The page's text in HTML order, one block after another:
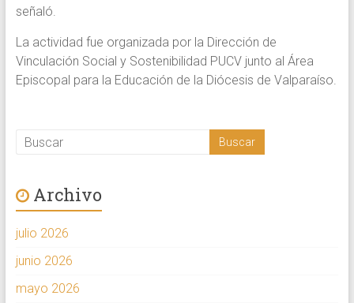
señaló.
La actividad fue organizada por la Dirección de
Vinculación Social y Sostenibilidad PUCV junto al Área
Episcopal para la Educación de la Diócesis de Valparaíso.
Archivo
julio 2026
junio 2026
mayo 2026